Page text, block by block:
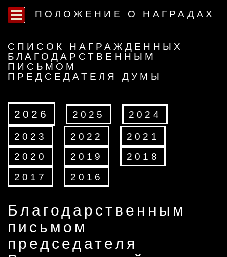
ПОЛОЖЕНИЕ О НАГРАДАХ
СПИСОК НАГРАЖДЕННЫХ
БЛАГОДАРСТВЕННЫМ
ПИСЬМОМ
ПРЕДСЕДАТЕЛЯ ДУМЫ
2026 2025 2024
2023 2022
2021
2020
2019
2018
2017
2016
Благодарственным
письмом
председателя